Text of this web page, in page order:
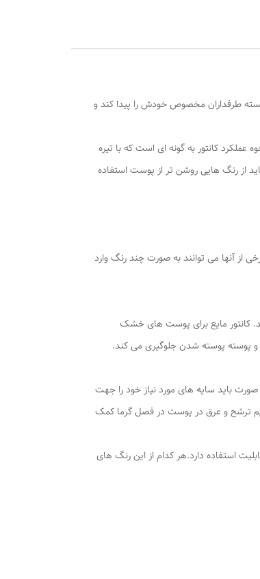
طرفداران مخصوص خودش را پیدا کند و
کانتور به گونه ای است که با تیره
از رنگ هایی روشن تر از پوست استفاده
از آنها می توانند به صورت چند رنگ وارد
کانتور مایع برای پوست های خشک
پوسته پوسته شدن جلوگیری می کند.
باید سایه های مورد نیاز خود را جهت
ترشح و عرق در پوست در فصل گرما کمک
قابلیت استفاده دارد.هر کدام از این رنگ های